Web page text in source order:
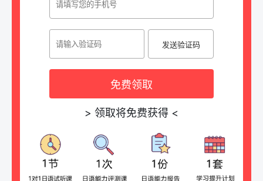
发送验证码
免费领取
> 领取将免费获得 <